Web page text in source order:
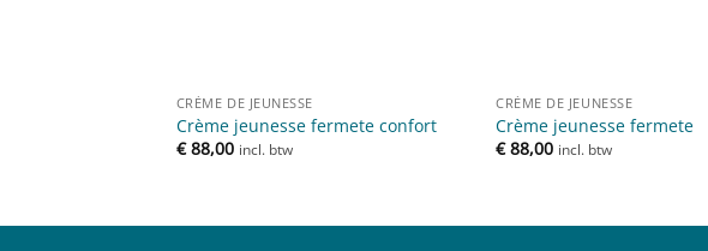
CRÈME DE JEUNESSE
Crème jeunesse fermete confort
€88,00 incl. btw
CRÈME DE JEUNESSE
Crème jeunesse fermete
€88,00 incl. btw